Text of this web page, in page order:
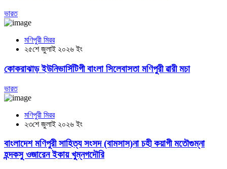
ভারত
মণিপুরী মিরর
২৫শে জুলাই ২০২৬ ইং
কোকরাঝাড় ইউনিভার্সিটিগী বাংলা সিলেবাসতা মণিপুরী ৱারী মচা
ভারত
মণিপুরী মিরর
২৩শে জুলাই ২০২৬ ইং
বাংলাদেশ মণিপুরী সাহিত্য সংসদ (বামসাস)না চহী কয়াগী মতৌগুম্না
হন্দকসু ওজারেন ইকায় খুম্নগদৌরি